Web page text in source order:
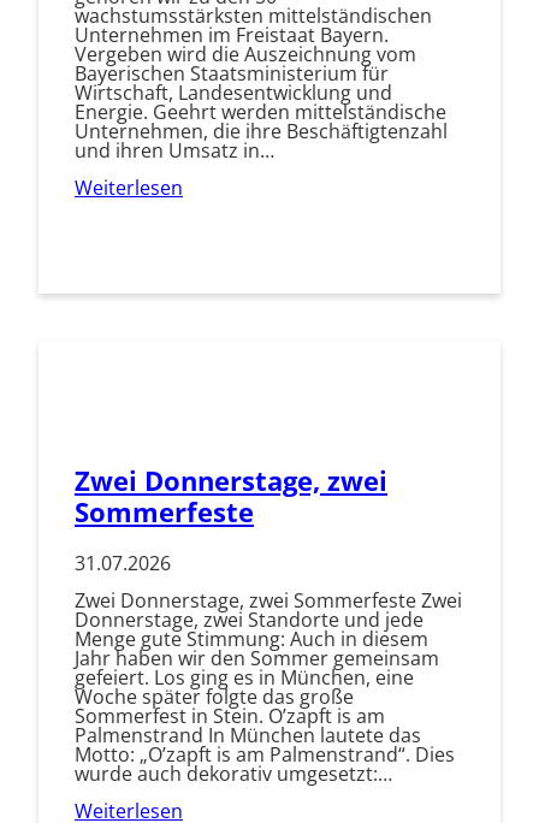
wachstumsstärksten mittelständischen
Unternehmen im Freistaat Bayern.
Vergeben wird die Auszeichnung vom
Bayerischen Staatsministerium für
Wirtschaft, Landesentwicklung und
Energie. Geehrt werden mittelständische
Unternehmen, die ihre Beschäftigtenzahl
und ihren Umsatz in…
Weiterlesen
Zwei Donnerstage, zwei
Sommerfeste
31.07.2026
Zwei Donnerstage, zwei Sommerfeste Zwei
Donnerstage, zwei Standorte und jede
Menge gute Stimmung: Auch in diesem
Jahr haben wir den Sommer gemeinsam
gefeiert. Los ging es in München, eine
Woche später folgte das große
Sommerfest in Stein. O’zapft is am
Palmenstrand In München lautete das
Motto: „O’zapft is am Palmenstrand“. Dies
wurde auch dekorativ umgesetzt:…
Weiterlesen